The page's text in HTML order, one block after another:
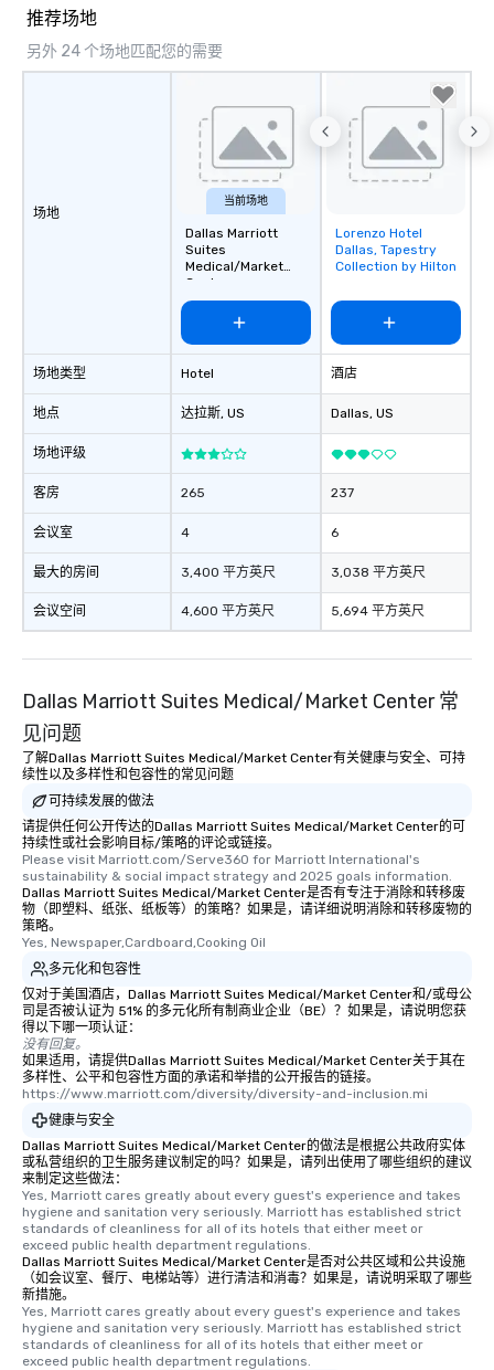
推荐场地
另外 24 个场地匹配您的需要
场地
场地类型
地点
场地评级
客房
会议室
最大的房间
会议空间
当前场地
Dallas Marriott
Suites
Medical/Market
Center
Hotel
达拉斯, US
265
4
3,400 平方英尺
4,600 平方英尺
Removed from
favorites
Lorenzo Hotel
Dallas, Tapestry
Collection by Hilton
酒店
Dallas, US
237
6
3,038 平方英尺
5,694 平方英尺
Dallas Marriott Suites Medical/Market Center 常
见问题
了解Dallas Marriott Suites Medical/Market Center有关健康与安全、可持
续性以及多样性和包容性的常见问题
可持续发展的做法
请提供任何公开传达的Dallas Marriott Suites Medical/Market Center的可
持续性或社会影响目标/策略的评论或链接。
Please visit Marriott.com/Serve360 for Marriott International's
sustainability & social impact strategy and 2025 goals information.
Dallas Marriott Suites Medical/Market Center是否有专注于消除和转移废
物（即塑料、纸张、纸板等）的策略？如果是，请详细说明消除和转移废物的
策略。
Yes, Newspaper,Cardboard,Cooking Oil
多元化和包容性
仅对于美国酒店，Dallas Marriott Suites Medical/Market Center和/或母公
司是否被认证为 51% 的多元化所有制商业企业（BE）？如果是，请说明您获
得以下哪一项认证：
没有回复。
如果适用，请提供Dallas Marriott Suites Medical/Market Center关于其在
多样性、公平和包容性方面的承诺和举措的公开报告的链接。
https://www.marriott.com/diversity/diversity-and-inclusion.mi
健康与安全
Dallas Marriott Suites Medical/Market Center的做法是根据公共政府实体
或私营组织的卫生服务建议制定的吗？如果是，请列出使用了哪些组织的建议
来制定这些做法：
Yes, Marriott cares greatly about every guest's experience and takes
hygiene and sanitation very seriously. Marriott has established strict
standards of cleanliness for all of its hotels that either meet or
exceed public health department regulations.
Dallas Marriott Suites Medical/Market Center是否对公共区域和公共设施
（如会议室、餐厅、电梯站等）进行清洁和消毒？如果是，请说明采取了哪些
新措施。
Yes, Marriott cares greatly about every guest's experience and takes
hygiene and sanitation very seriously. Marriott has established strict
standards of cleanliness for all of its hotels that either meet or
exceed public health department regulations.